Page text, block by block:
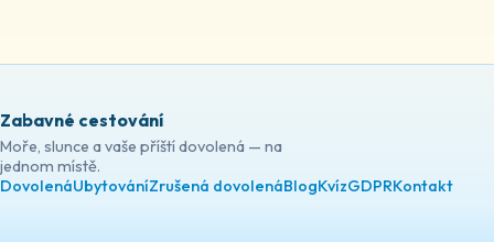
Zabavné cestování
Moře, slunce a vaše příští dovolená — na
jednom místě.
DovolenáUbytováníZrušená dovolenáBlogKvízGDPRKontakt